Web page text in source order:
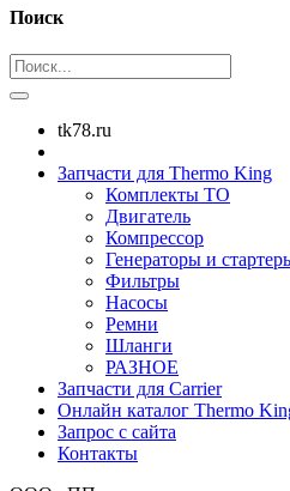
Поиск
tk78.ru
Запчасти для Thermo King
Комплекты ТО
Двигатель
Компрессор
Генераторы и
Фильтры
Насосы
Ремни
Шланги
РАЗНОЕ
Запчасти для Carrier
Онлайн каталог Thermo
Запрос с сайта
Контакты